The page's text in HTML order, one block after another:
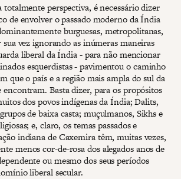
totalmente perspectiva, é necessário dizer
de envolver o passado moderno da Índia
burguesas, metropolitanas,
sua vez ignorando as inúmeras maneiras
liberal da Índia - para não mencionar
esquerdistas - pavimentou o caminho
que o país e a região mais ampla do sul da
encontram. Basta dizer, para os propósitos
dos povos indígenas da Índia; Dalits,
de baixa casta; muçulmanos, Sikhs e
e, claro, os temas passados e
indiana de Caxemira têm, muitas vezes,
menos cor-de-rosa dos alegados anos de
ou mesmo dos seus períodos
liberal secular.